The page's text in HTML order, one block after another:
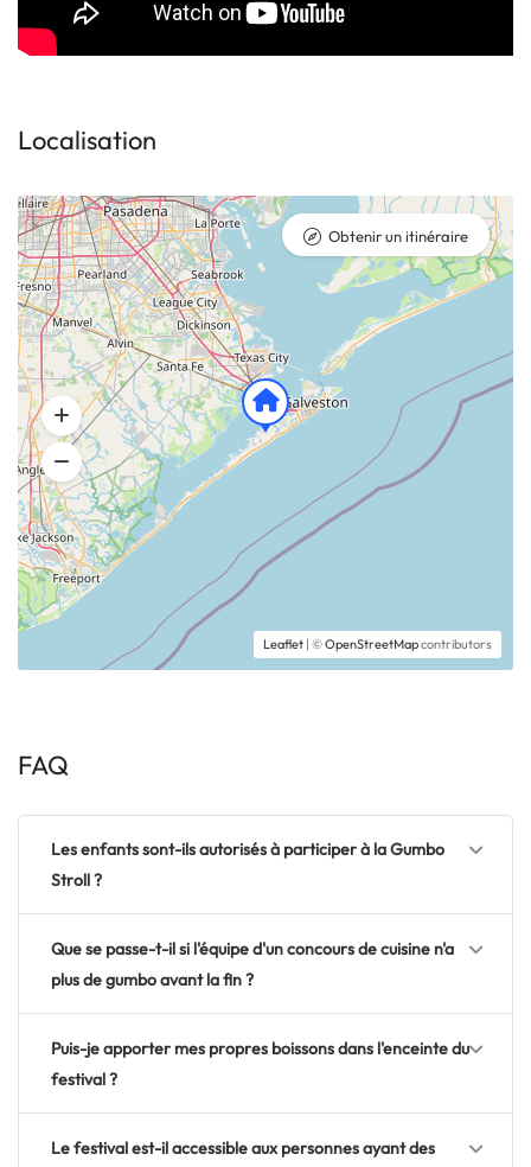
Localisation
Leaflet | ©OpenStreetMapcontributors
Obtenir un itinéraire
FAQ
Les enfants sont-ils autorisés à participer à la Gumbo
Stroll ?
Que se passe-t-il si l'équipe d'un concours de cuisine n'a
plus de gumbo avant la fin ?
Puis-je apporter mes propres boissons dans l'enceinte du
festival ?
Le festival est-il accessible aux personnes ayant des